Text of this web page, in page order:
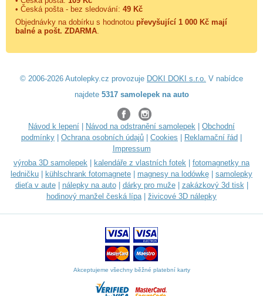
• Česká pošta - bez sledování: 49 Kč
Objednávky na dobírku s hodnotou převyšující 1 000 Kč mají
balné a pošt. ZDARMA.
© 2006-2026 Autolepky.cz provozuje DOKI DOKI s.r.o. V nabídce
najdete 5317 samolepek na auto
Návod k lepení Návod na odstranění samolepek
Obchodní
podmínky
Ochrana osobních údajů Cookies Reklamační řád
Impressum
výroba 3D samolepek
kalendáře z vlastních fotek
fotomagnetky na
ledničku
kühlschrank fotomagnete magnesy na lodówkę
samolepky
dieťa v aute| nálepky na auto| dárky pro muže| zakázkový 3d tisk|
hodinový manžel česká lípa| živicové 3D nálepky
Akceptujeme všechny běžné platební karty